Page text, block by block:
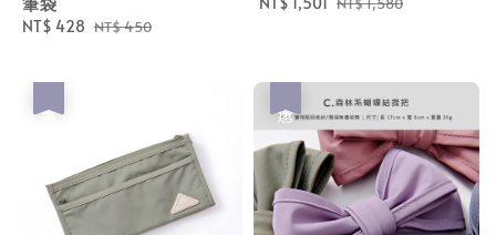
Sale
NT$ 428 Regular
NT$ 450